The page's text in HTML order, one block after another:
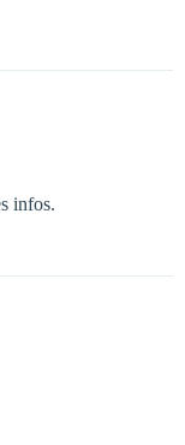
infos.